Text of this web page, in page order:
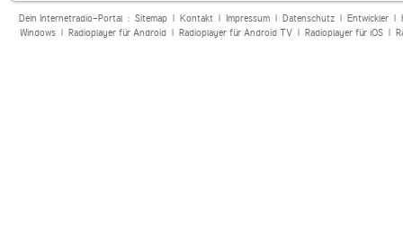
Dein Internetradio-Portal : Sitemap| Kontakt| Impressum| Datenschutz| Entwickler|
Windows| Radioplayer für Android| Radioplayer für Android TV| Radioplayer für iOS|